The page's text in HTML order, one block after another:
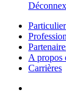
A propos
Carrières